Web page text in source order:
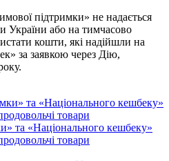
підтримки» не надається
України або на тимчасово
кошти, які надійшли на
за заявкою через Дію,
та «Національного кешбеку»
товари